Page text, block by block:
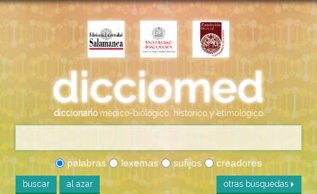
diccionario médico-biológico, histórico y etimológico
palabras lexemas sufijos creadores
buscar al azar otras búsquedas